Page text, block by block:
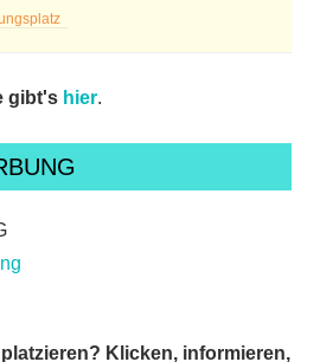
gibt's hier.
Klicken, informieren,